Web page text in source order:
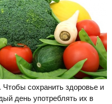
Чтобы сохранить здоровье и
день употреблять их в